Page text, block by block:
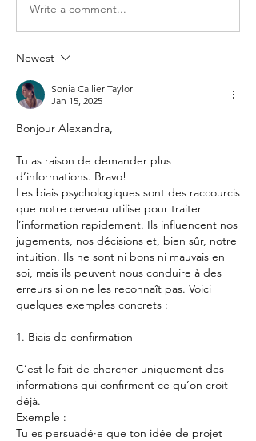
Write a comment...
Newest
Sonia Callier Taylor
Jan 15, 2025
Bonjour Alexandra,
Tu as raison de demander plus
d’informations. Bravo!
Les biais psychologiques sont des raccourcis
que notre cerveau utilise pour traiter
l’information rapidement. Ils influencent nos
jugements, nos décisions et, bien sûr, notre
intuition. Ils ne sont ni bons ni mauvais en
soi, mais ils peuvent nous conduire à des
erreurs si on ne les reconnaît pas. Voici
quelques exemples concrets :
1. Biais de confirmation
C’est le fait de chercher uniquement des
informations qui confirment ce qu’on croit
déjà.
Exemple :
Tu es persuadé·e que ton idée de projet